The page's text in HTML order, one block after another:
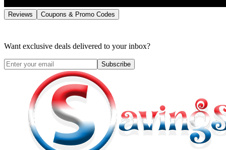
Reviews Coupons & Promo Codes
Want exclusive deals delivered to your inbox?
Subscribe